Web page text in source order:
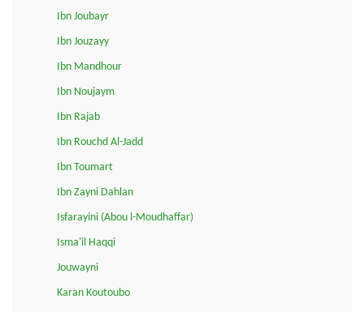
Ibn Joubayr
Ibn Jouzayy
Ibn Mandhour
Ibn Noujaym
Ibn Rajab
Ibn Rouchd Al-Jadd
Ibn Toumart
Ibn Zayni Dahlan
Isfarayini (Abou l-Moudhaffar)
Isma'il Haqqi
Jouwayni
Karan Koutoubo